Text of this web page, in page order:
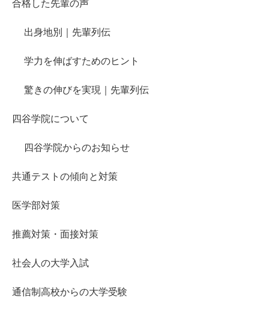
合格した先輩の声
出身地別｜先輩列伝
学力を伸ばすためのヒント
驚きの伸びを実現｜先輩列伝
四谷学院について
四谷学院からのお知らせ
共通テストの傾向と対策
医学部対策
推薦対策・面接対策
社会人の大学入試
通信制高校からの大学受験